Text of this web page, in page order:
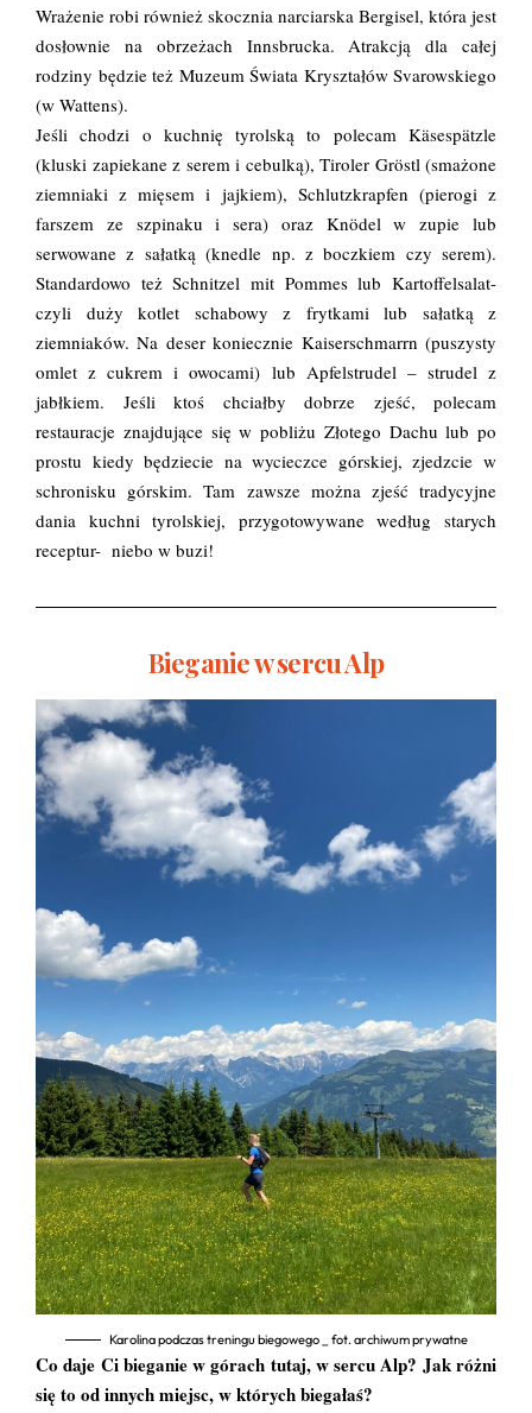
Wrażenie robi również skocznia narciarska Bergisel, która jest
dosłownie na obrzeżach Innsbrucka. Atrakcją dla całej
rodziny będzie też Muzeum Świata Kryształów Svarowskiego
(w Wattens).
Jeśli chodzi o kuchnię tyrolską to polecam Käsespätzle
(kluski zapiekane z serem i cebulką), Tiroler Gröstl (smażone
ziemniaki z mięsem i jajkiem), Schlutzkrapfen (pierogi z
farszem ze szpinaku i sera) oraz Knödel w zupie lub
serwowane z sałatką (knedle np. z boczkiem czy serem).
Standardowo też Schnitzel mit Pommes lub Kartoffelsalat-
czyli duży kotlet schabowy z frytkami lub sałatką z
ziemniaków. Na deser koniecznie Kaiserschmarrn (puszysty
omlet z cukrem i owocami) lub Apfelstrudel – strudel z
jabłkiem. Jeśli ktoś chciałby dobrze zjeść, polecam
restauracje znajdujące się w pobliżu Złotego Dachu lub po
prostu kiedy będziecie na wycieczce górskiej, zjedzcie w
schronisku górskim. Tam zawsze można zjeść tradycyjne
dania kuchni tyrolskiej, przygotowywane według starych
receptur- niebo w buzi!
Bieganie w sercu Alp
Karolina podczas treningu biegowego _ fot. archiwum prywatne
Co daje Ci bieganie w górach tutaj, w sercu Alp? Jak różni
się to od innych miejsc, w których biegałaś?